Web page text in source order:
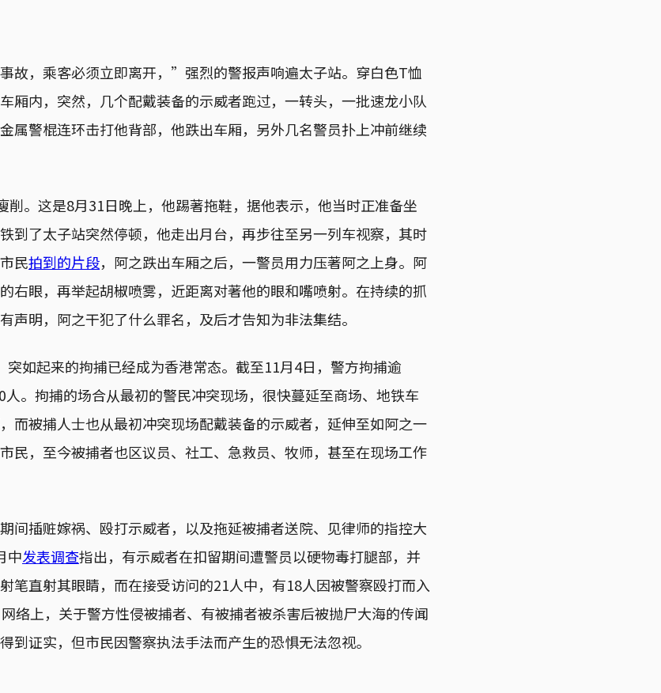
故，乘客必须立即离开，”强烈的警报声响遍太子站。穿白色T恤
厢内，突然，几个配戴装备的示威者跑过，一转头，一批速龙小队
属警棍连环击打他背部，他跌出车厢，另外几名警员扑上冲前继续
削。这是8月31日晚上，他踢著拖鞋，据他表示，他当时正准备坐
到了太子站突然停顿，他走出月台，再步往至另一列车视察，其时
民拍到的片段，阿之跌出车厢之后，一警员用力压著阿之上身。阿
右眼，再举起胡椒喷雾，近距离对著他的眼和嘴喷射。在持续的抓
声明，阿之干犯了什么罪名，及后才告知为非法集结。
突如起来的拘捕已经成为香港常态。截至11月4日，警方拘捕逾
。拘捕的场合从最初的警民冲突现场，很快蔓延至商场、地铁车
而被捕人士也从最初冲突现场配戴装备的示威者，延伸至如阿之一
民，至今被捕者也区议员、社工、急救员、牧师，甚至在现场工作
间插赃嫁祸、殴打示威者，以及拖延被捕者送院、见律师的指控大
中发表调查指出，有示威者在扣留期间遭警员以硬物毒打腿部，并
笔直射其眼睛，而在接受访问的21人中，有18人因被警察殴打而入
络上，关于警方性侵被捕者、有被捕者被杀害后被抛尸大海的传闻
到证实，但市民因警察执法手法而产生的恐惧无法忽视。